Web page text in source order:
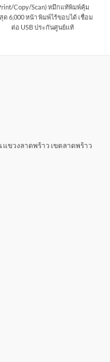
Copy/Scan) หมึกแท้พิมพ์คุ้ม
ด 6,000 หน้า พิมพ์ไร้ขอบได้ เชื่อม
ต่อ USB ประกันศูนย์แท้
ขวงลาดพร้าว เขตลาดพร้าว